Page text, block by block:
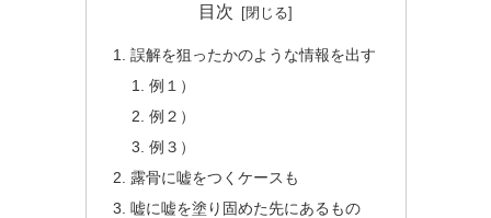
目次
誤解を狙ったかのような情報を出す
例１）
例２）
例３）
露骨に嘘をつくケースも
嘘に嘘を塗り固めた先にあるもの